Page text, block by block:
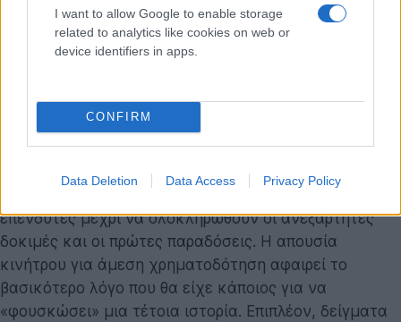
I want to allow Google to enable storage
related to analytics like cookies on web or
device identifiers in apps.
CONFIRM
Data Deletion Data Access Privacy Policy
ανακοινώσεις συχνά καταλήγουν στο κενό. Γιατί
αυτή η περίπτωση διαφέρει; ΟMarko Lehtimäki
είναι τυχαίος περαστικός. Είναι ένας καταξιωμένος
SAP και ηγείται μιας εταιρείας με υπαρκτά προϊόντα
στην αγορά.
Το σημαντικότερο; Η Donut Lab
δεν ζητάει χρήματα.
επενδυτές μέχρι να ολοκληρωθούν οι ανεξάρτητες
δοκιμές και οι πρώτες παραδόσεις. Η απουσία
κινήτρου για άμεση χρηματοδότηση αφαιρεί το
βασικότερο λόγο που θα είχε κάποιος για να
«φουσκώσει» μια τέτοια ιστορία. Επιπλέον, δείγματα